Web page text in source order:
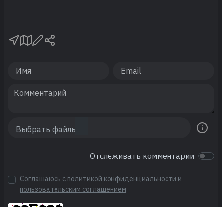
Отслеживать комментарии
Соглашаюсь с политикой конфиденциальности и
пользовательским соглашением